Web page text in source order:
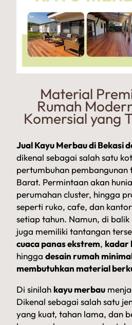
Material
Rumah
Komersial yang
Jual Kayu Merbau di Bekasi
dikenal sebagai salah satu
pertumbuhan pembangunan
Barat. Permintaan akan
perumahan cluster, hingga
seperti ruko, cafe, dan
setiap tahun. Namun, di balik
juga memiliki tantangan
cuaca panas ekstrem, kadar
hingga desain rumah
membutuhkan material
Di sinilah kayu merbau
Dikenal sebagai salah satu
yang kuat, tahan lama, dan